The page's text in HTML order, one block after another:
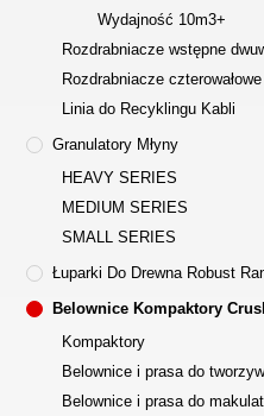
Wydajność 10m3+
Rozdrabniacze wstępne
Rozdrabniacze czterowałowe
Linia do Recyklingu Kabli
Granulatory Młyny
HEAVY SERIES
MEDIUM SERIES
SMALL SERIES
Łuparki Do Drewna Robust
Belownice Kompaktory
Kompaktory
Belownice i prasa do
Belownice i prasa do